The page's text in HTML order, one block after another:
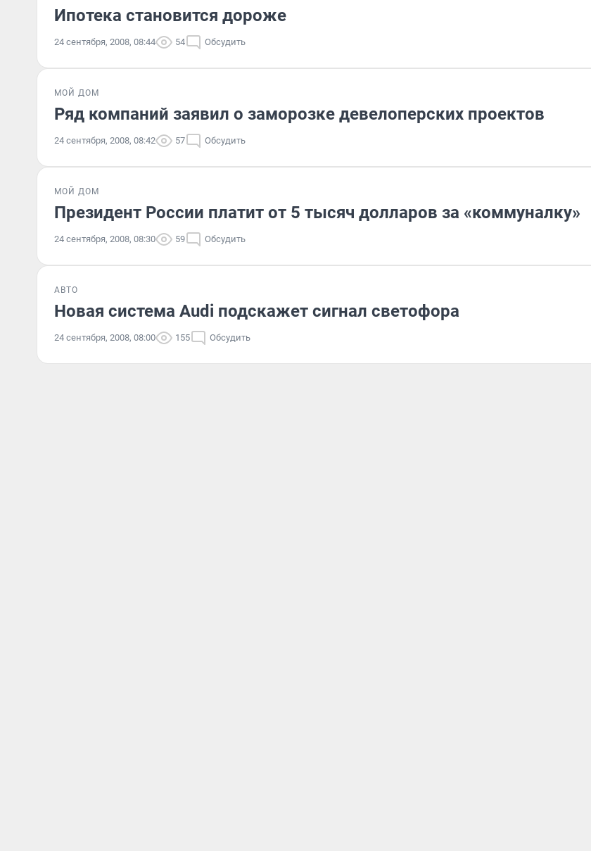
Ипотека становится дороже
24 сентября, 2008, 08:44 54 Обсудить
МОЙ ДОМ
Ряд компаний заявил о заморозке девелоперских проектов
24 сентября, 2008, 08:42 57 Обсудить
МОЙ ДОМ
Президент России платит от 5 тысяч долларов за «коммуналку»
24 сентября, 2008, 08:30 59 Обсудить
АВТО
Новая система Audi подскажет сигнал светофора
24 сентября, 2008, 08:00 155 Обсудить